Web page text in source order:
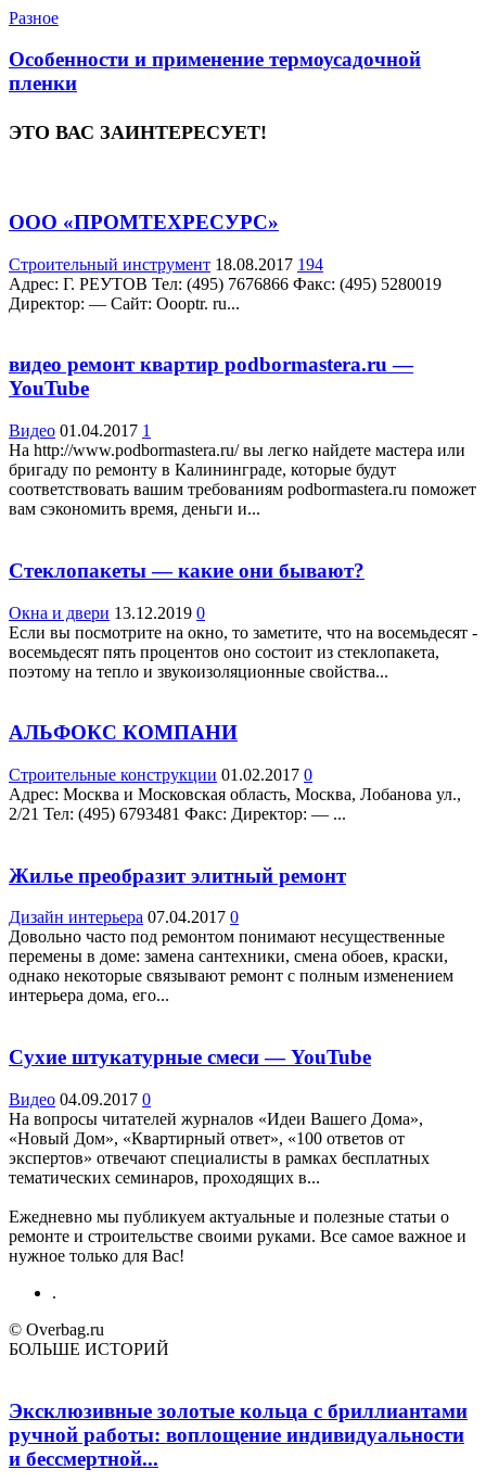
Разное
Особенности и применение термоусадочной
пленки
ЭТО ВАС ЗАИНТЕРЕСУЕТ!
ООО «ПРОМТЕХРЕСУРС»
Строительный инструмент 18.08.2017 194
Адрес: Г. РЕУТОВ Teл: (495) 7676866 Факс: (495) 5280019
Директор: — Сайт: Oooptr. ru...
видео ремонт квартир podbormastera.ru —
YouTube
Видео 01.04.2017 1
На http://www.podbormastera.ru/ вы легко найдете мастера или
бригаду по ремонту в Калининграде, которые будут
соответствовать вашим требованиям podbormastera.ru поможет
вам сэкономить время, деньги и...
Стеклопакеты — какие они бывают?
Окна и двери 13.12.2019 0
Если вы посмотрите на окно, то заметите, что на восемьдесят -
восемьдесят пять процентов оно состоит из стеклопакета,
поэтому на тепло и звукоизоляционные свойства...
АЛЬФОКС КОМПАНИ
Строительные конструкции 01.02.2017 0
Адрес: Москва и Московская область, Москва, Лобанова ул.,
2/21 Teл: (495) 6793481 Факс: Директор: — ...
Жилье преобразит элитный ремонт
Дизайн интерьера 07.04.2017 0
Довольно часто под ремонтом понимают несущественные
перемены в доме: замена сантехники, смена обоев, краски,
однако некоторые связывают ремонт с полным изменением
интерьера дома, его...
Сухие штукатурные смеси — YouTube
Видео 04.09.2017 0
На вопросы читателей журналов «Идеи Вашего Дома»,
«Новый Дом», «Квартирный ответ», «100 ответов от
экспертов» отвечают специалисты в рамках бесплатных
тематических семинаров, проходящих в...
Ежедневно мы публикуем актуальные и полезные статьи о
ремонте и строительстве своими руками. Все самое важное и
нужное только для Вас!
.
© Overbag.ru
БОЛЬШЕ ИСТОРИЙ
Эксклюзивные золотые кольца с бриллиантами
ручной работы: воплощение индивидуальности
и бессмертной...